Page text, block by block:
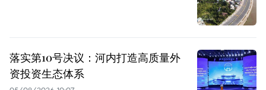
落实第10号决议：河内打造高质量外
资投资生态体系